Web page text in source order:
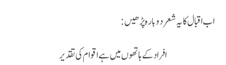
اب اقبال کا یہ شعر دوبارہ پڑھیں :
افراد کے ہاتھوں میں ہے اقوام کی تقدیر